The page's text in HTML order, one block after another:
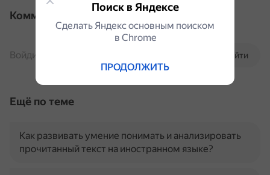
Комментарии
Войти
Войдите, чтобы комментировать
Ещё по теме
Как развивать умение понимать и анализировать
прочитанный текст на иностранном языке?
Поиск в Яндексе
Сделать Яндекс основным поиском
в Сhrome
ПРОДОЛЖИТЬ